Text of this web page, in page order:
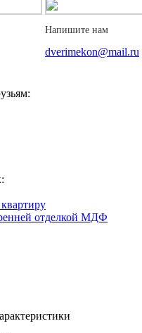
Напишите нам
dverimekon@mail.ru
отделкой МДФ